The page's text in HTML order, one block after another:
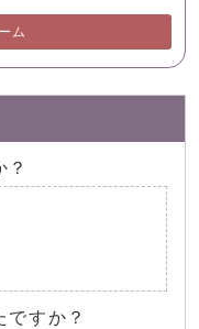
ム
？
ですか？